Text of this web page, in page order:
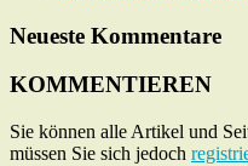
Neueste Kommentare
KOMMENTIEREN
Sie können alle Artikel und
müssen Sie sich jedoch